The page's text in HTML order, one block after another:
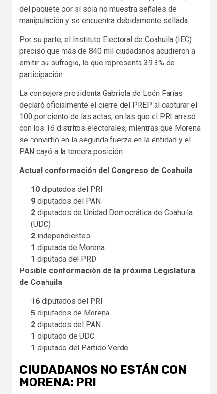
del paquete por sí sola no muestra señales de
manipulación y se encuentra debidamente sellada.
Por su parte, el Instituto Electoral de Coahuila (IEC)
precisó que más de 840 mil ciudadanos acudieron a
emitir su sufragio, lo que representa 39.3% de
participación.
La consejera presidenta Gabriela de León Farías
declaró oficialmente el cierre del PREP al capturar el
100 por ciento de las actas, en las que el PRI arrasó
con los 16 distritos electorales, mientras que Morena
se convirtió en la segunda fuerza en la entidad y el
PAN cayó a la tercera posición.
Actual conformación del Congreso de Coahuila
10 diputados del PRI
9 diputados del PAN
2 diputados de Unidad Democrática de Coahuila
(UDC)
2 independientes
1 diputada de Morena
1 diputada del PRD
Posible conformación de la próxima Legislatura
de Coahuila
16 diputados del PRI
5 diputados de Morena
2 diputados del PAN
1 diputado de UDC
1 diputado del Partido Verde
CIUDADANOS NO ESTÁN CON
MORENA: PRI